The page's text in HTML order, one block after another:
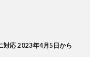
対応 2023年4月5日から